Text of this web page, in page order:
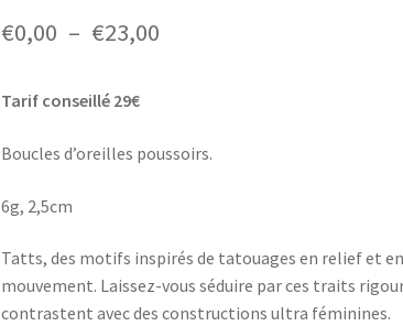
€0,00 – €23,00Plage
€0,00
Tarif conseillé 29€
Boucles d’oreilles poussoirs.
6g, 2,5cm
Tatts, des motifs inspirés de tatouages en relief et en
mouvement. Laissez-vous séduire par ces traits
contrastent avec des constructions ultra féminines.